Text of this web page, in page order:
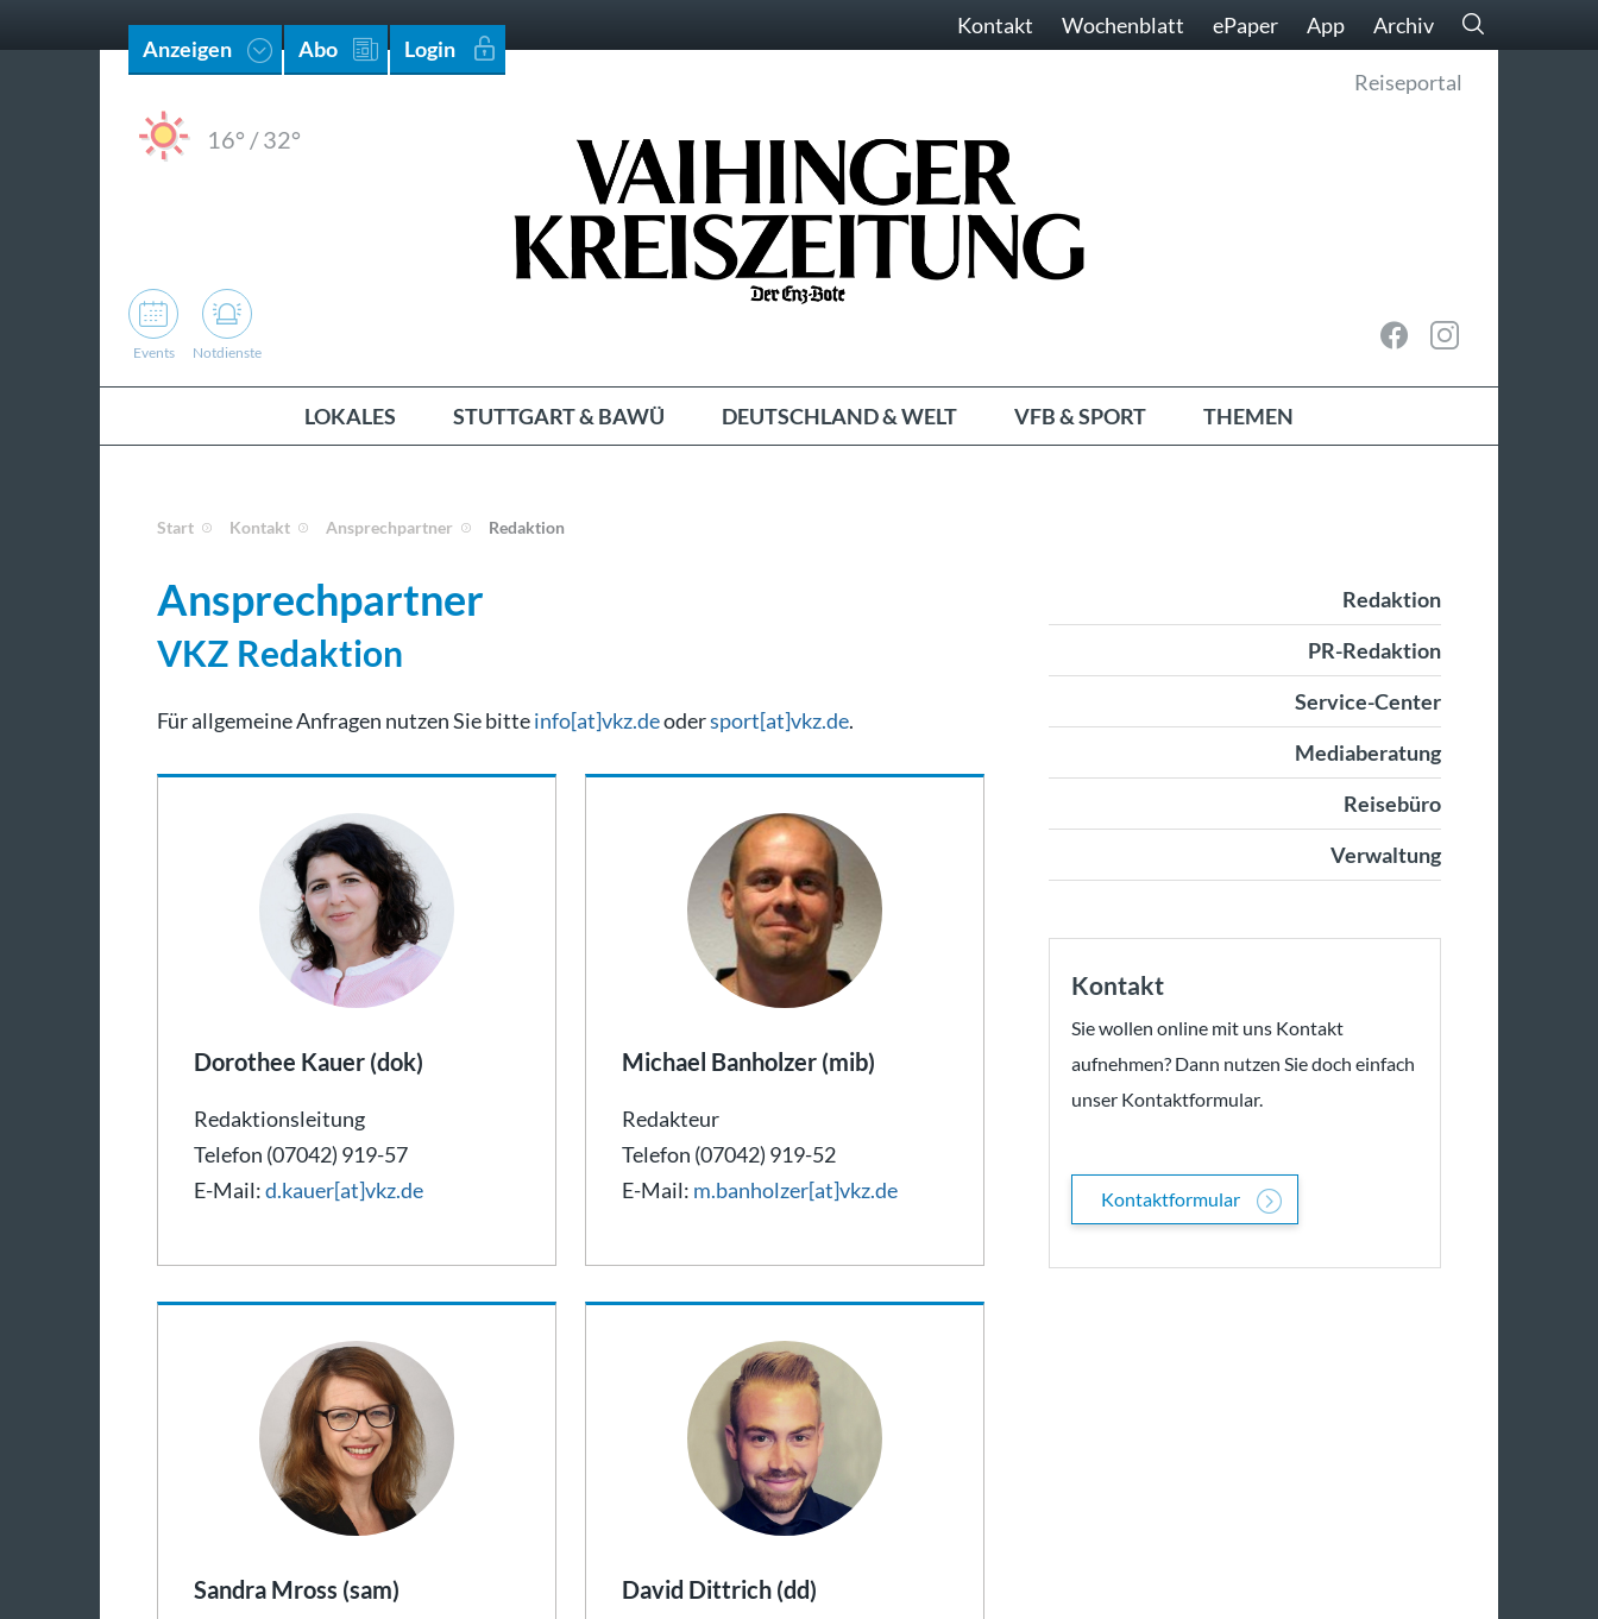
Anzeigen Abo Login
Kontakt Wochenblatt ePaper App Archiv
16° /32°
Reiseportal
Events Notdienste
LOKALES STUTTGART & BAWÜ DEUTSCHLAND & WELT VFB & SPORT THEMEN
Start Kontakt Ansprechpartner Redaktion
Ansprechpartner
VKZ Redaktion
Für allgemeine Anfragen nutzen Sie bitteinfo[at]vkz.deodersport[at]vkz.de.
Dorothee Kauer (dok)
Redaktionsleitung
Telefon (07042) 919-57
E-Mail:d.kauer[at]vkz.de
Michael Banholzer (mib)
Redakteur
Telefon (07042) 919-52
E-Mail: m.banholzer[at]vkz.de
Sandra Mross (sam) David Dittrich (dd)
Redaktion
PR-Redaktion
Service-Center
Mediaberatung
Reisebüro
Verwaltung
Kontakt
Sie wollen online mit uns Kontakt
aufnehmen? Dann nutzen Sie doch einfach
unser Kontaktformular.
Kontaktformular